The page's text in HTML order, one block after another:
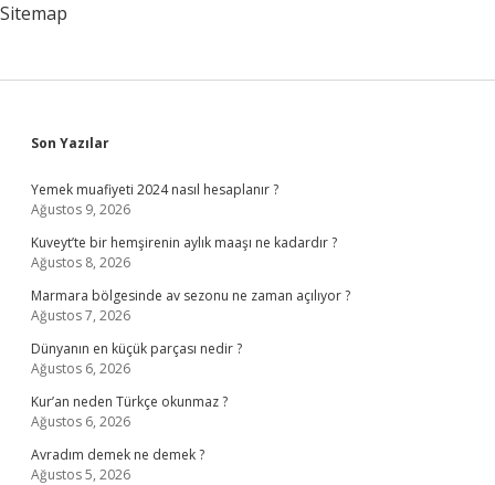
Sitemap
Sidebar
Son Yazılar
Yemek muafiyeti 2024 nasıl hesaplanır ?
Ağustos 9, 2026
Kuveyt’te bir hemşirenin aylık maaşı ne kadardır ?
Ağustos 8, 2026
Marmara bölgesinde av sezonu ne zaman açılıyor ?
Ağustos 7, 2026
Dünyanın en küçük parçası nedir ?
Ağustos 6, 2026
Kur’an neden Türkçe okunmaz ?
Ağustos 6, 2026
Avradım demek ne demek ?
Ağustos 5, 2026